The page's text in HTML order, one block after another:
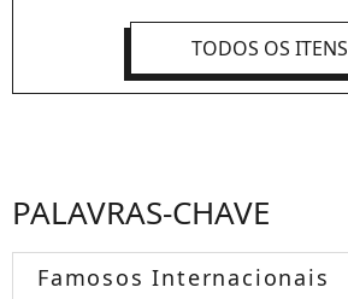
TODOS OS ITENS
PALAVRAS-CHAVE
Famosos Internacionais